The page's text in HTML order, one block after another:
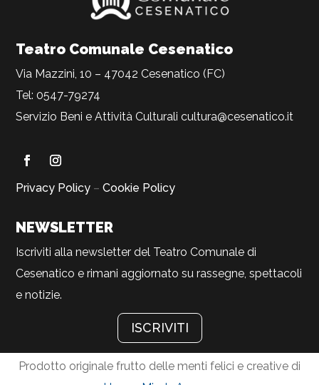
Teatro Comunale Cesenatico
Via Mazzini, 10 – 47042 Cesenatico (FC)
Tel: 0547-79274
Servizio Beni e Attività Culturalicultura@cesenatico.it
Privacy Policy –Cookie Policy
NEWSLETTER
Iscriviti alla newsletter del Teatro Comunale di
Cesenatico e rimani aggiornato su rassegne, spettacoli
e notizie.
ISCRIVITI
Prodotto originale frutto delle menti felici e creative di